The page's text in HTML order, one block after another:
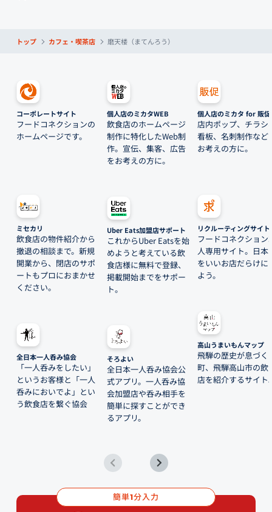
トップ カフェ・喫茶店 磨天楼（まてんろう）
コーポレートサイト
フードコネクションの
ホームページです。
ミセカリ
飲食店の物件紹介から
撤退の相談まで。新規
開業から、閉店のサポ
ートもプロにおまかせ
ください。
全日本一人呑み協会
「一人呑みをしたい」
というお客様と「一人
呑みにおいでよ」とい
う飲食店を繋ぐ協会
個人店のミカタWEB
飲食店のホームページ
制作に特化したWeb制
作。宣伝、集客、広告
をお考えの方に。
Uber Eats加盟店サポート
これからUber Eatsを始
めようと考えている飲
食店様に無料で登録、
掲載開始までをサポー
ト。
そろよい
全日本一人呑み協会公
式アプリ。一人呑み協
会加盟店や呑み相手を
簡単に探すことができ
るアプリ。
個人店のミカタ for 販促
店内ポップ、チラシ
看板、名刺制作など
お考えの方に。
リクルーティングサイト
フードコネクション
人専用サイト。日本
をいいお店だらけに
よう。
高山うまいもんマップ
飛騨の歴史が息づく
町、飛騨高山市の飲
店を紹介するサイト
簡単1分入力